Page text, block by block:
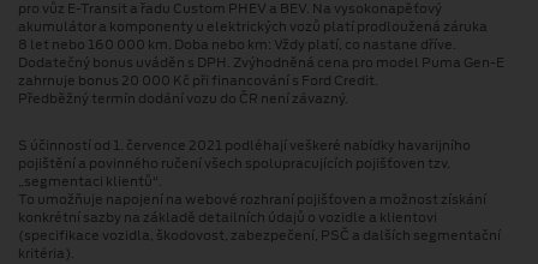
pro vůz E-Transit a řadu Custom PHEV a BEV. Na vysokonapěťový
akumulátor a komponenty u elektrických vozů platí prodloužená záruka
8 let nebo 160 000 km. Doba nebo km: Vždy platí, co nastane dříve.
Dodatečný bonus uváděn s DPH. Zvýhodněná cena pro model Puma Gen⁠-⁠E
zahrnuje bonus 20 000 Kč při financování s Ford Credit.
Předběžný termín dodání vozu do ČR není závazný.
S účinností od 1. července 2021 podléhají veškeré nabídky havarijního
pojištění a povinného ručení všech spolupracujících pojišťoven tzv.
„segmentaci klientů“.
To umožňuje napojení na webové rozhraní pojišťoven a možnost získání
konkrétní sazby na základě detailních údajů o vozidle a klientovi
(specifikace vozidla, škodovost, zabezpečení, PSČ a dalších segmentační
kritéria).